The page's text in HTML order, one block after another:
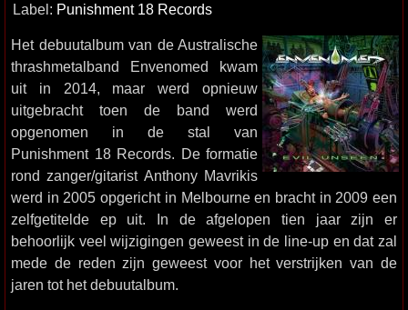
Label: Punishment 18 Records
Het debuutalbum van de Australische
thrashmetalband Envenomed kwam
uit in 2014, maar werd opnieuw
uitgebracht toen de band werd
opgenomen in de stal van
Punishment 18 Records. De formatie
rond zanger/gitarist Anthony Mavrikis
werd in 2005 opgericht in Melbourne en bracht in 2009 een
zelfgetitelde ep uit. In de afgelopen tien jaar zijn er
behoorlijk veel wijzigingen geweest in de line-up en dat zal
mede de reden zijn geweest voor het verstrijken van de
jaren tot het debuutalbum.